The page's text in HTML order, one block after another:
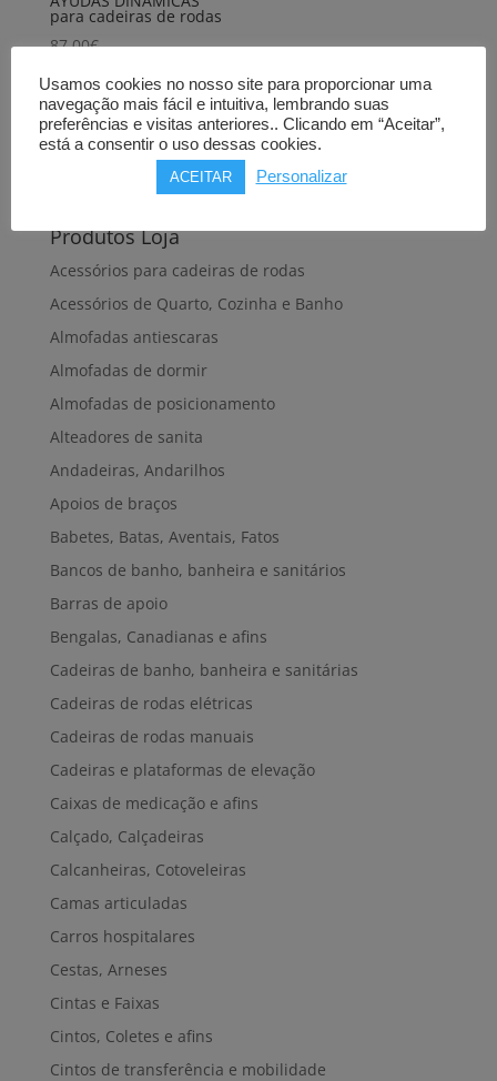
para cadeiras de rodas
87,00€
Produtos Loja
Acessórios para cadeiras de rodas
Acessórios de Quarto, Cozinha e Banho
Almofadas antiescaras
Almofadas de dormir
Almofadas de posicionamento
Alteadores de sanita
Andadeiras, Andarilhos
Apoios de braços
Babetes, Batas, Aventais, Fatos
Bancos de banho, banheira e sanitários
Barras de apoio
Bengalas, Canadianas e afins
Cadeiras de banho, banheira e sanitárias
Cadeiras de rodas elétricas
Cadeiras de rodas manuais
Cadeiras e plataformas de elevação
Caixas de medicação e afins
Calçado, Calçadeiras
Calcanheiras, Cotoveleiras
Camas articuladas
Carros hospitalares
Cestas, Arneses
Cintas e Faixas
Cintos, Coletes e afins
Cintos de transferência e mobilidade
Usamos cookies no nosso site para proporcionar uma
navegação mais fácil e intuitiva, lembrando suas
preferências e visitas anteriores.. Clicando em “Aceitar”,
está a consentir o uso dessas cookies.
ACEITAR Personalizar